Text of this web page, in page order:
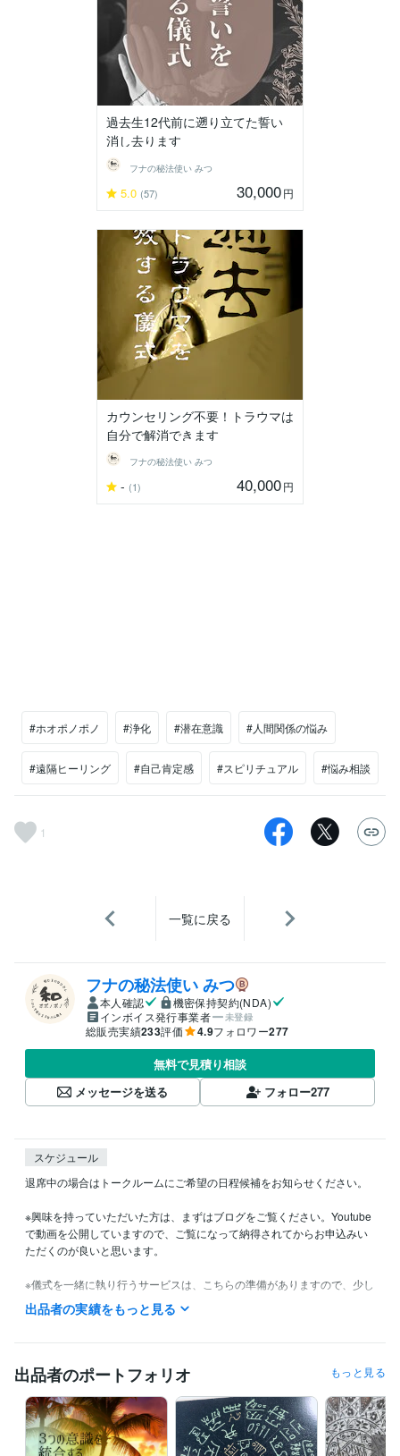
過去生12代前に遡り立てた誓い
消し去ります
フナの秘法使い みつ
5.0 (57) 30,000円
カウンセリング不要！トラウマは
自分で解消できます
フナの秘法使い みつ
- (1) 40,000円
#ホオポノポノ #浄化 #潜在意識 #人間関係の悩み
#遠隔ヒーリング #自己肯定感 #スピリチュアル #悩み相談
1
一覧に戻る
フナの秘法使い みつ
本人確認
機密保持契約(NDA)
インボイス発行事業者
未登録
総販売実績233評価 4.9フォロワー277
無料で見積り相談
メッセージを送る
フォロー277
スケジュール
退席中の場合はトークルームにご希望の日程候補をお知らせください。
※興味を持っていただいた方は、まずはブログをご覧ください。Youtube
で動画を公開していますので、ご覧になって納得されてからお申込みい
ただくのが良いと思います。
※儀式を一緒に執り行うサービスは、こちらの準備がありますので、少し
余裕を持った日程をご指定ください。
メディア・出版・広告 / クリエイティブ・アートディレクター
経験
職歴
日本ハム株式会社 1977年3月 ~ 1984年11月
大阪市南区にてホストとして４店舗に勤める
1984年12月 ~ 1996年
3月
出品者の実績をもっと見る
出品者のポートフォリオ もっと見る